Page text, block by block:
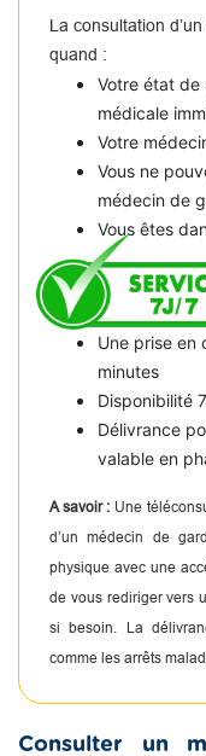
La consultation
quand :
Votre état de
médicale
Votre
Vous ne
médecin de
Vous êtes
Une prise en
minutes
Disponibilité
Délivrance
valable en
A savoir : Une
d’un médecin de
physique avec une
de vous rediriger vers
si besoin. La
comme les arrêts
Consulter un